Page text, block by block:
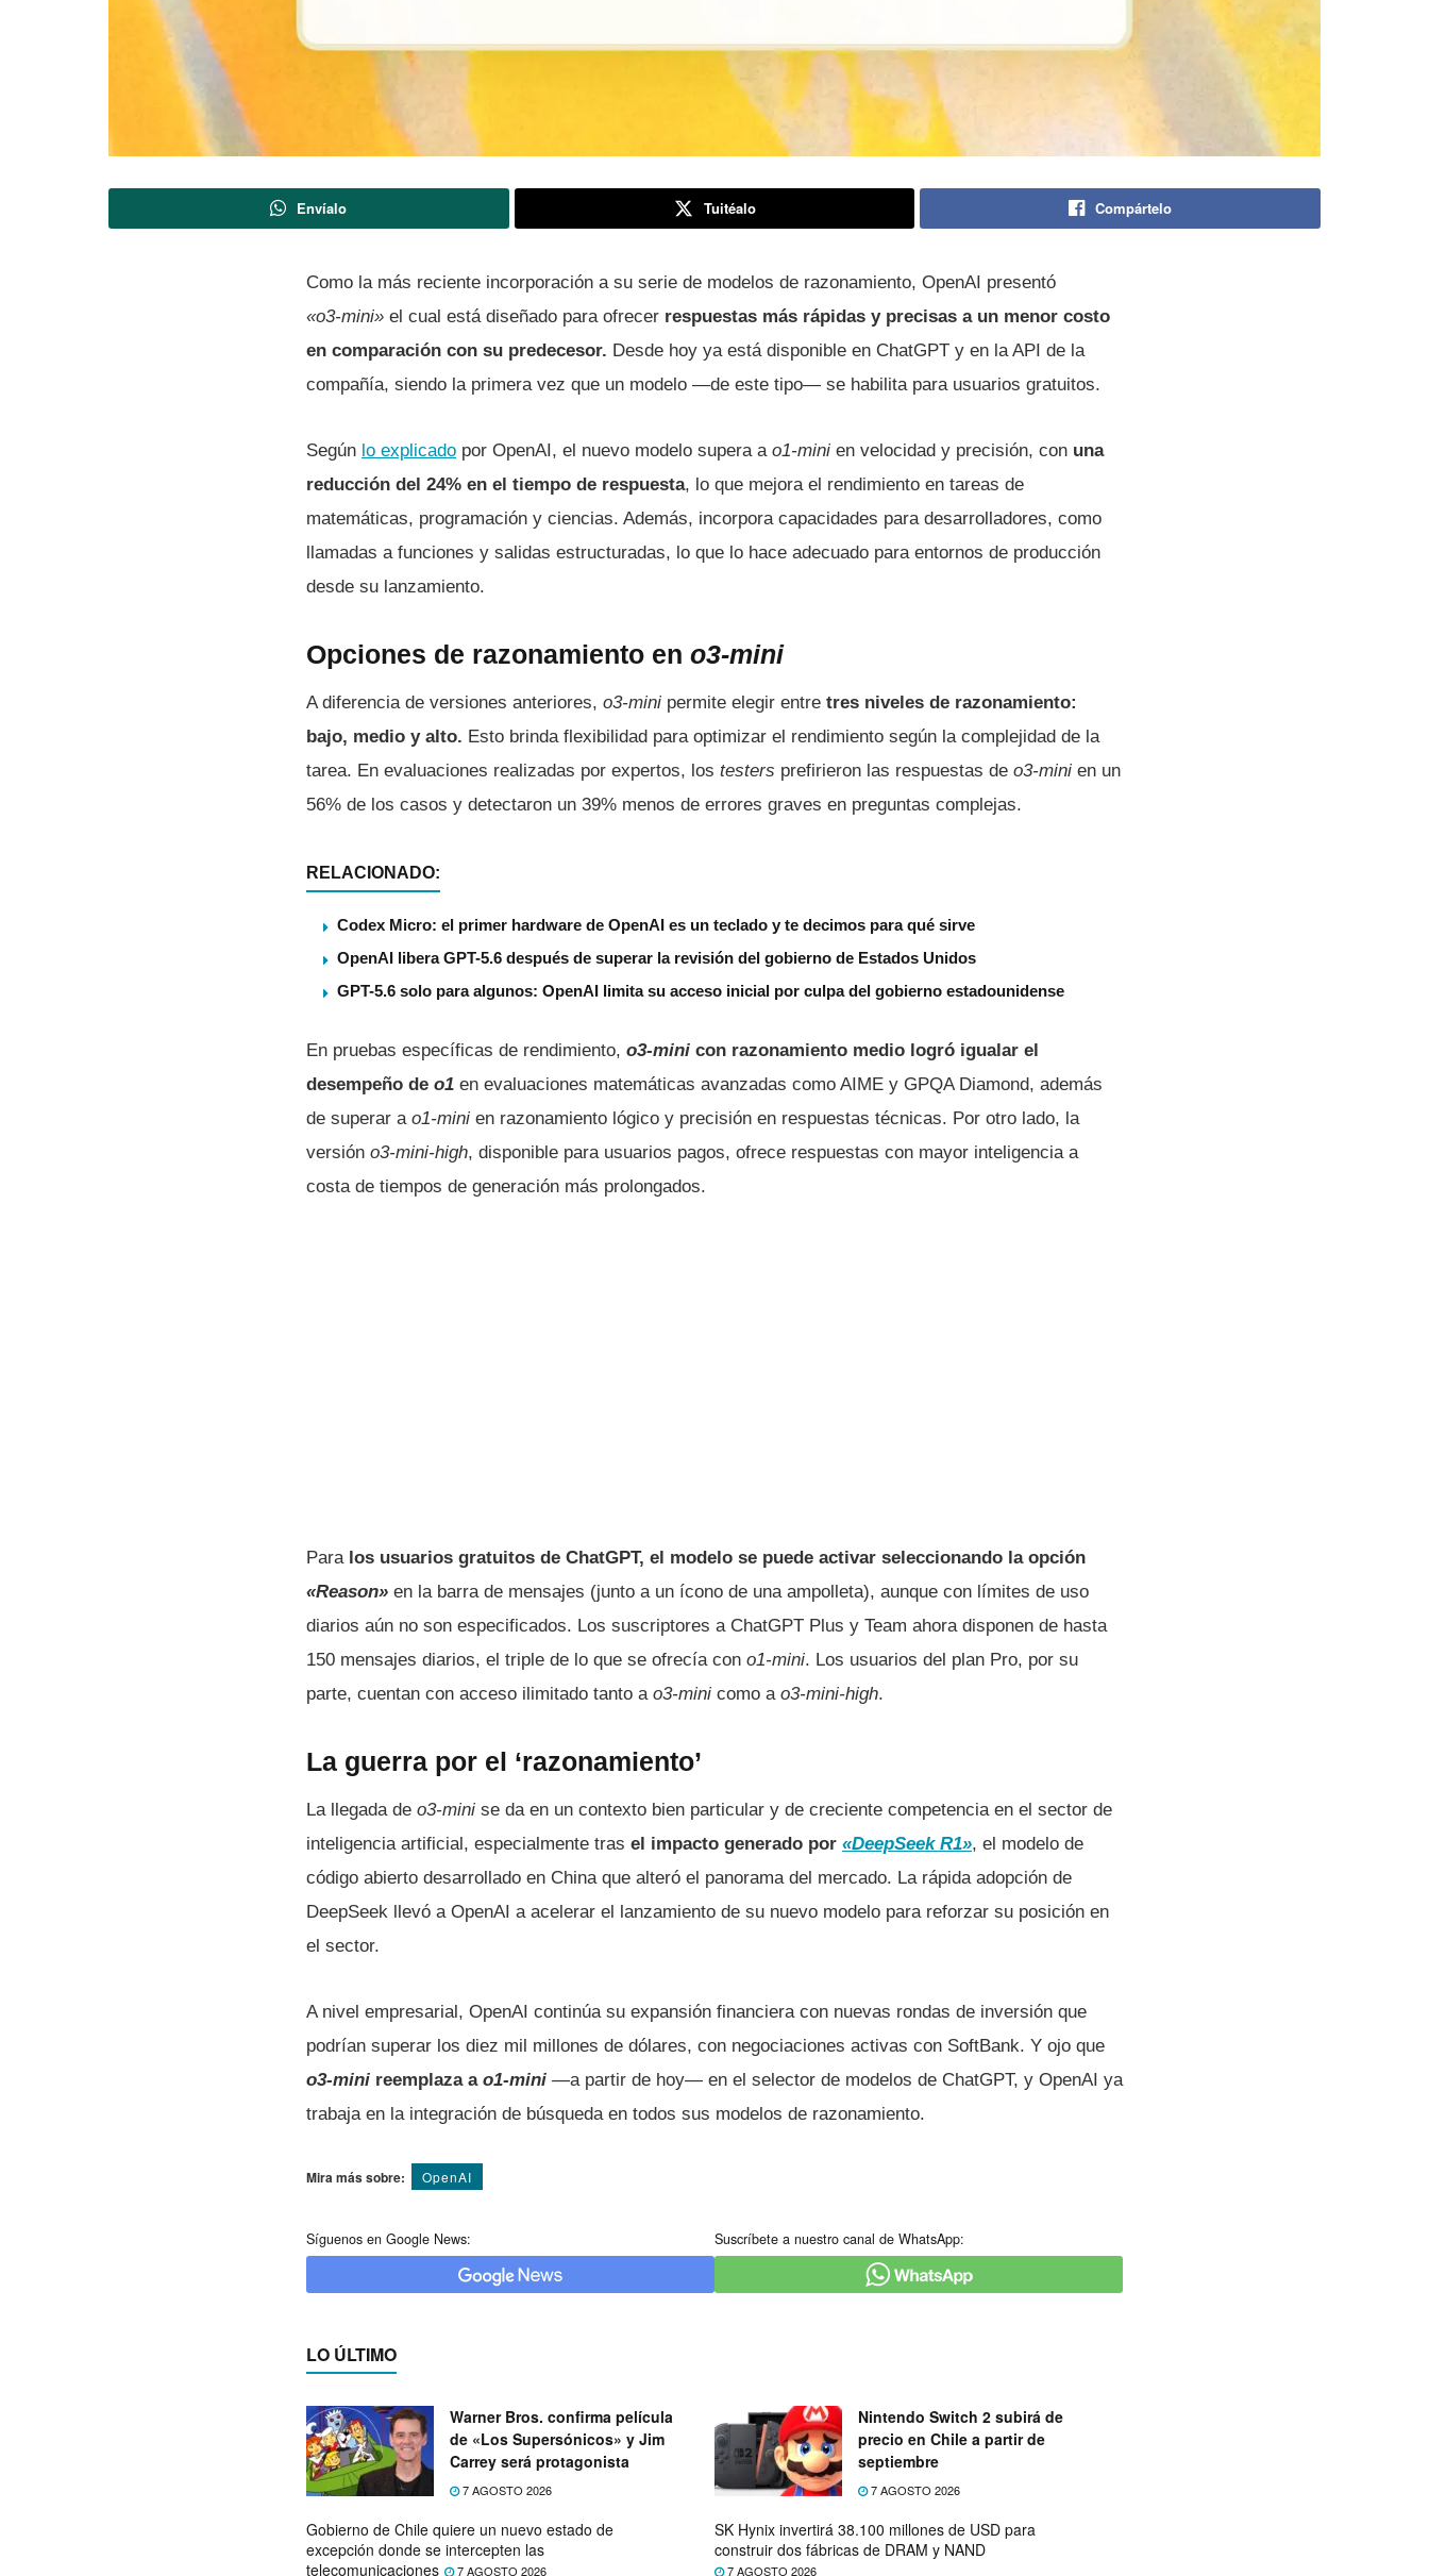
Envíalo Tuitéalo Compártelo
Como la más reciente incorporación a su serie de modelos de razonamiento, OpenAI presentó
«o3-mini» el cual está diseñado para ofrecer respuestas más rápidas y precisas a un menor costo
en comparación con su predecesor. Desde hoy ya está disponible en ChatGPT y en la API de la
compañía, siendo la primera vez que un modelo —de este tipo— se habilita para usuarios gratuitos.
Según lo explicado por OpenAI, el nuevo modelo supera a o1-mini en velocidad y precisión, con una
reducción del 24% en el tiempo de respuesta, lo que mejora el rendimiento en tareas de
matemáticas, programación y ciencias. Además, incorpora capacidades para desarrolladores, como
llamadas a funciones y salidas estructuradas, lo que lo hace adecuado para entornos de producción
desde su lanzamiento.
Opciones de razonamiento en o3-mini
A diferencia de versiones anteriores, o3-mini permite elegir entre tres niveles de razonamiento:
bajo, medio y alto. Esto brinda flexibilidad para optimizar el rendimiento según la complejidad de la
tarea. En evaluaciones realizadas por expertos, los testers prefirieron las respuestas de o3-mini en un
56% de los casos y detectaron un 39% menos de errores graves en preguntas complejas.
RELACIONADO:
Codex Micro: el primer hardware de OpenAI es un teclado y te decimos para qué sirve
OpenAI libera GPT-5.6 después de superar la revisión del gobierno de Estados Unidos
GPT-5.6 solo para algunos: OpenAI limita su acceso inicial por culpa del gobierno estadounidense
En pruebas específicas de rendimiento, o3-mini con razonamiento medio logró igualar el
desempeño de o1 en evaluaciones matemáticas avanzadas como AIME y GPQA Diamond, además
de superar a o1-mini en razonamiento lógico y precisión en respuestas técnicas. Por otro lado, la
versión o3-mini-high, disponible para usuarios pagos, ofrece respuestas con mayor inteligencia a
costa de tiempos de generación más prolongados.
Para los usuarios gratuitos de ChatGPT, el modelo se puede activar seleccionando la opción
«Reason» en la barra de mensajes (junto a un ícono de una ampolleta), aunque con límites de uso
diarios aún no son especificados. Los suscriptores a ChatGPT Plus y Team ahora disponen de hasta
150 mensajes diarios, el triple de lo que se ofrecía con o1-mini. Los usuarios del plan Pro, por su
parte, cuentan con acceso ilimitado tanto a o3-mini como a o3-mini-high.
La guerra por el ‘razonamiento’
La llegada de o3-mini se da en un contexto bien particular y de creciente competencia en el sector de
inteligencia artificial, especialmente tras el impacto generado por «DeepSeek R1», el modelo de
código abierto desarrollado en China que alteró el panorama del mercado. La rápida adopción de
DeepSeek llevó a OpenAI a acelerar el lanzamiento de su nuevo modelo para reforzar su posición en
el sector.
A nivel empresarial, OpenAI continúa su expansión financiera con nuevas rondas de inversión que
podrían superar los diez mil millones de dólares, con negociaciones activas con SoftBank. Y ojo que
o3-mini reemplaza a o1-mini —a partir de hoy— en el selector de modelos de ChatGPT, y OpenAI ya
trabaja en la integración de búsqueda en todos sus modelos de razonamiento.
Mira más sobre: OpenAI
Síguenos en Google News: Suscríbete a nuestro canal de WhatsApp:
LO ÚLTIMO
Warner Bros. confirma película
de «Los Supersónicos» y Jim
Carrey será protagonista
7 AGOSTO 2026
Nintendo Switch 2 subirá de
precio en Chile a partir de
septiembre
7 AGOSTO 2026
Gobierno de Chile quiere un nuevo estado de
excepción donde se intercepten las
telecomunicaciones
7 AGOSTO 2026
SK Hynix invertirá 38.100 millones de USD para
construir dos fábricas de DRAM y NAND
7 AGOSTO 2026